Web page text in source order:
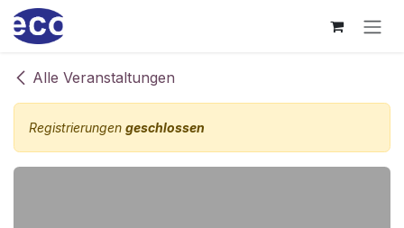
Zum Inhalt springen
Alle Veranstaltungen
Registrierungen geschlossen